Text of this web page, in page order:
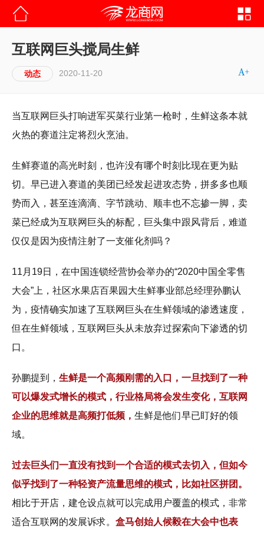
互联网巨头搅局生鲜
动态 2020-11-20
当互联网巨头打响进军买菜行业第一枪时，生鲜这条本就
火热的赛道注定将烈火烹油。
生鲜赛道的高光时刻，也许没有哪个时刻比现在更为贴
切。早已进入赛道的美团已经发起进攻态势，拼多多也顺
势而入，甚至连滴滴、字节跳动、顺丰也不忘掺一脚，卖
菜已经成为互联网巨头的标配，巨头集中跟风背后，难道
仅仅是因为疫情注射了一支催化剂吗？
11月19日，在中国连锁经营协会举办的“2020中国全零售
大会”上，社区水果店百果园大生鲜事业部总经理孙鹏认
为，疫情确实加速了互联网巨头在生鲜领域的渗透速度，
但在生鲜领域，互联网巨头从未放弃过探索向下渗透的切
口。
孙鹏提到， 生鲜是一个高频刚需的入口，一旦找到了一种
可以爆发式增长的模式，行业格局将会发生变化，互联网
企业的思维就是高频打低频， 生鲜是他们早已盯好的领
域。
过去巨头们一直没有找到一个合适的模式去切入，但如今
似乎找到了一种轻资产流量思维的模式，比如社区拼团。
相比于开店，建仓设点就可以完成用户覆盖的模式，非常
适合互联网的发展诉求。 盒马创始人候毅在大会中也表